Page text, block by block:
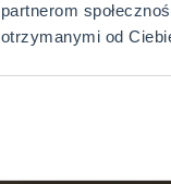
partnerom
otrzymanymi od